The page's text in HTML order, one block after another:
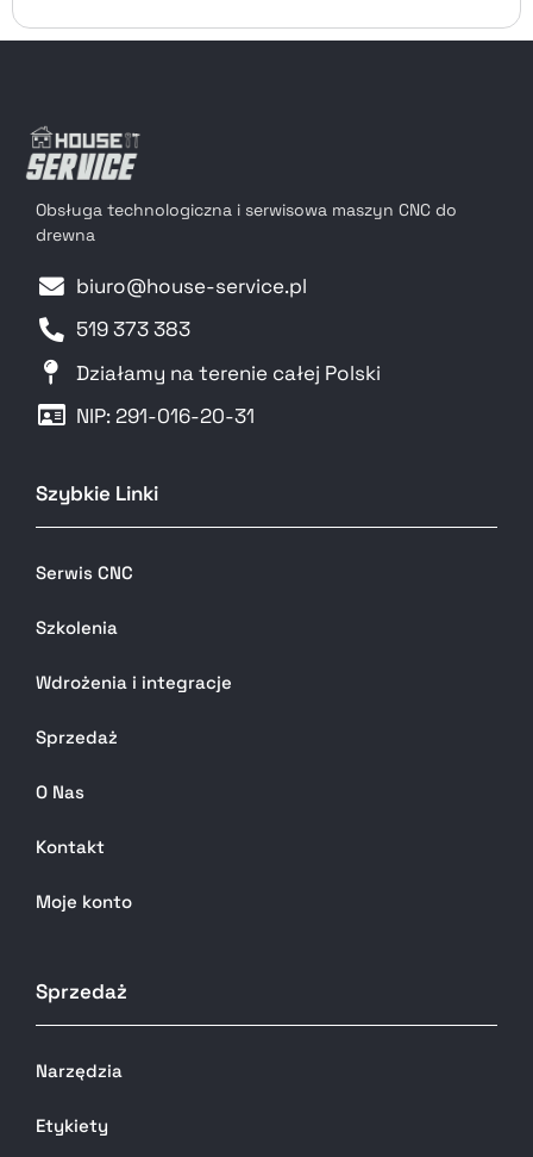
Obsługa technologiczna i serwisowa maszyn CNC do
drewna
biuro@house-service.pl
519 373 383
Działamy na terenie całej Polski
NIP: 291-016-20-31​
Szybkie Linki
Serwis CNC
Szkolenia
Wdrożenia i integracje
Sprzedaż
O Nas
Kontakt
Moje konto
Sprzedaż
Narzędzia
Etykiety